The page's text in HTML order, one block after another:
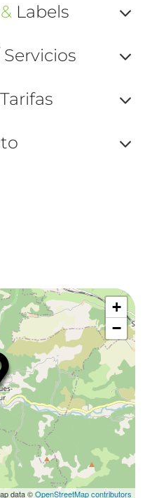
&Labels
ou
ou
ou
+
−
data ©OpenStreetMap contributors